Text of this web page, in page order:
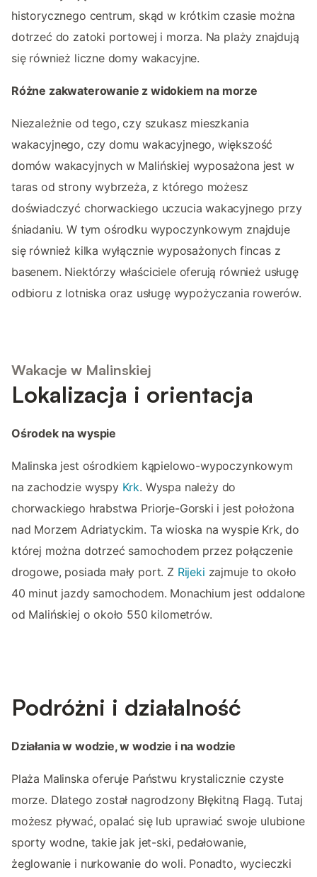
historycznego centrum, skąd w krótkim czasie można
dotrzeć do zatoki portowej i morza. Na plaży znajdują
się również liczne domy wakacyjne.
Różne zakwaterowanie z widokiem na morze
Niezależnie od tego, czy szukasz mieszkania
wakacyjnego, czy domu wakacyjnego, większość
domów wakacyjnych w Malińskiej wyposażona jest w
taras od strony wybrzeża, z którego możesz
doświadczyć chorwackiego uczucia wakacyjnego przy
śniadaniu. W tym ośrodku wypoczynkowym znajduje
się również kilka wyłącznie wyposażonych fincas z
basenem. Niektórzy właściciele oferują również usługę
odbioru z lotniska oraz usługę wypożyczania rowerów.
Wakacje w Malinskiej
Lokalizacja i orientacja
Ośrodek na wyspie
Malinska jest ośrodkiem kąpielowo-wypoczynkowym
na zachodzie wyspy Krk. Wyspa należy do
chorwackiego hrabstwa Priorje-Gorski i jest położona
nad Morzem Adriatyckim. Ta wioska na wyspie Krk, do
której można dotrzeć samochodem przez połączenie
drogowe, posiada mały port. Z Rijeki zajmuje to około
40 minut jazdy samochodem. Monachium jest oddalone
od Malińskiej o około 550 kilometrów.
Podróżni i działalność
Działania w wodzie, w wodzie i na wodzie
Plaża Malinska oferuje Państwu krystalicznie czyste
morze. Dlatego został nagrodzony Błękitną Flagą. Tutaj
możesz pływać, opalać się lub uprawiać swoje ulubione
sporty wodne, takie jak jet-ski, pedałowanie,
żeglowanie i nurkowanie do woli. Ponadto, wycieczki